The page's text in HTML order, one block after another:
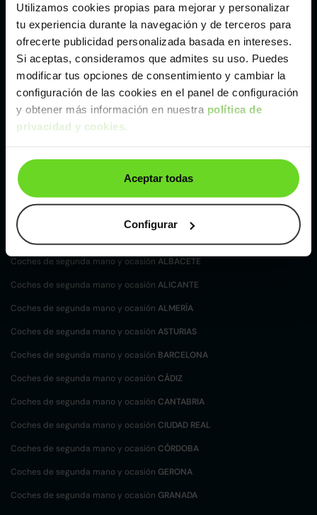
Utilizamos cookies propias para mejorar y personalizar
tu experiencia durante la navegación y de terceros para
ofrecerte publicidad personalizada basada en intereses.
Si aceptas, consideramos que admites su uso. Puedes
modificar tus opciones de consentimiento y cambiar la
configuración de las cookies en el panel de configuración
y obtener más información en nuestra política de
privacidad y cookies.
Aceptar todas
Configurar
Málaga
Valencia
Zaragoza
Ver Peugeot 508 de segunda mano y ocasión
Peugeot 508 de segunda mano y ocasión
Coches de segunda mano y ocasión por
localización
Coches de segunda mano y ocasión ALBACETE
Coches de segunda mano y ocasión ALICANTE
Coches de segunda mano y ocasión ALMERÍA
Coches de segunda mano y ocasión ASTURIAS
Coches de segunda mano y ocasión BARCELONA
Coches de segunda mano y ocasión CÁDIZ
Coches de segunda mano y ocasión CANTABRIA
Coches de segunda mano y ocasión CIUDAD REAL
Coches de segunda mano y ocasión CÓRDOBA
Coches de segunda mano y ocasión GERONA
Coches de segunda mano y ocasión GRANADA